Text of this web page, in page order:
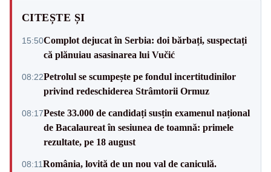
CITEȘTE ȘI
15:50Complot dejucat în Serbia: doi bărbați, suspectați
că plănuiau asasinarea lui Vučić
08:22Petrolul se scumpește pe fondul incertitudinilor
privind redeschiderea Strâmtorii Ormuz
08:17Peste 33.000 de candidați susțin examenul național
de Bacalaureat în sesiunea de toamnă: primele
rezultate, pe 18 august
08:11România, lovită de un nou val de caniculă.